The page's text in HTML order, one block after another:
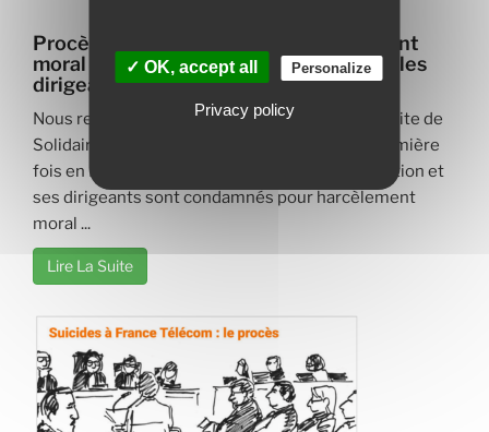
Procès France Télécom: le « harcèlement
moral institutionnel » a été reconnu et les
dirigeants du groupe condamnés!
Nous reprenons ici l'article de "La Petite BAO", site de
Solidaires dédié à la santé au travail. Pour la première
fois en France une entreprise en tant qu'institution et
ses dirigeants sont condamnés pour harcèlement
moral ...
Lire La Suite
✓ OK, accept all Personalize
Privacy policy